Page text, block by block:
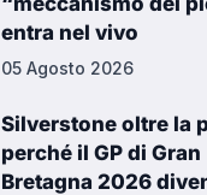
entra nel vivo
05 Agosto 2026
Silverstone oltre la
perché il GP di Gran
Bretagna 2026